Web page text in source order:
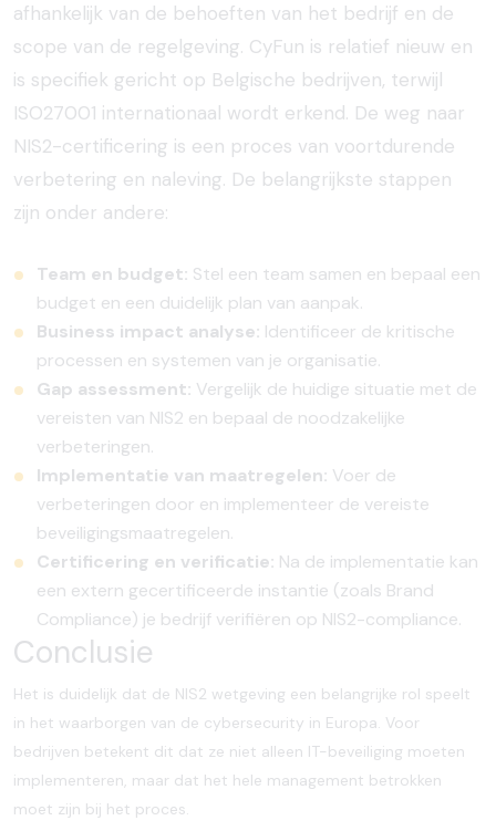
afhankelijk van de behoeften van het bedrijf en de
scope van de regelgeving. CyFun is relatief nieuw en
is specifiek gericht op Belgische bedrijven, terwijl
ISO27001 internationaal wordt erkend. De weg naar
NIS2-certificering is een proces van voortdurende
verbetering en naleving. De belangrijkste stappen
zijn onder andere:
Team en budget: Stel een team samen en bepaal een
budget en een duidelijk plan van aanpak.
Business impact analyse: Identificeer de kritische
processen en systemen van je organisatie.
Gap assessment: Vergelijk de huidige situatie met de
vereisten van NIS2 en bepaal de noodzakelijke
verbeteringen.
Implementatie van maatregelen: Voer de
verbeteringen door en implementeer de vereiste
beveiligingsmaatregelen.
Certificering en verificatie: Na de implementatie kan
een extern gecertificeerde instantie (zoals Brand
Compliance) je bedrijf verifiëren op NIS2-compliance.
Conclusie
Het is duidelijk dat de NIS2 wetgeving een belangrijke rol speelt
in het waarborgen van de cybersecurity in Europa. Voor
bedrijven betekent dit dat ze niet alleen IT-beveiliging moeten
implementeren, maar dat het hele management betrokken
moet zijn bij het proces.